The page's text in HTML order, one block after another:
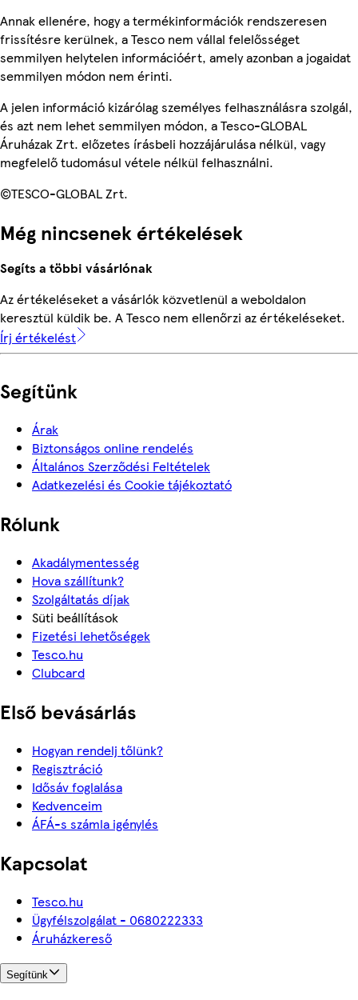
Annak ellenére, hogy a termékinformációk rendszeresen
frissítésre kerülnek, a Tesco nem vállal felelősséget
semmilyen helytelen információért, amely azonban a jogaidat
semmilyen módon nem érinti.
A jelen információ kizárólag személyes felhasználásra szolgál,
és azt nem lehet semmilyen módon, a Tesco-GLOBAL
Áruházak Zrt. előzetes írásbeli hozzájárulása nélkül, vagy
megfelelő tudomásul vétele nélkül felhasználni.
©TESCO-GLOBAL Zrt.
Még nincsenek értékelések
Segíts a többi vásárlónak
Az értékeléseket a vásárlók közvetlenül a weboldalon
keresztül küldik be. A Tesco nem ellenőrzi az értékeléseket.
Írj értékelést
Segítünk
Árak
Biztonságos online rendelés
Általános Szerződési Feltételek
Adatkezelési és Cookie tájékoztató
Rólunk
Akadálymentesség
Hova szállítunk?
Szolgáltatás díjak
Süti beállítások
Fizetési lehetőségek
Tesco.hu
Clubcard
Első bevásárlás
Hogyan rendelj tőlünk?
Regisztráció
Idősáv foglalása
Kedvenceim
ÁFÁ-s számla igénylés
Kapcsolat
Tesco.hu
Ügyfélszolgálat - 0680222333
Áruházkereső
Segítünk